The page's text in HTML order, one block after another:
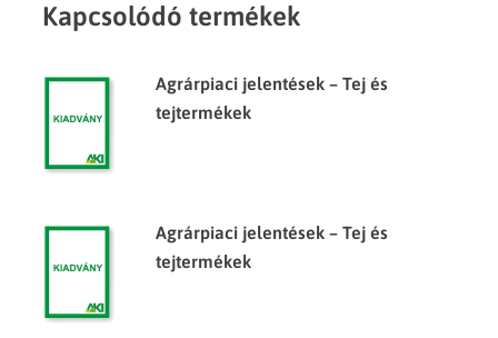
Kapcsolódó termékek
Agrárpiaci jelentések – Tej és
tejtermékek
Agrárpiaci jelentések – Tej és
tejtermékek